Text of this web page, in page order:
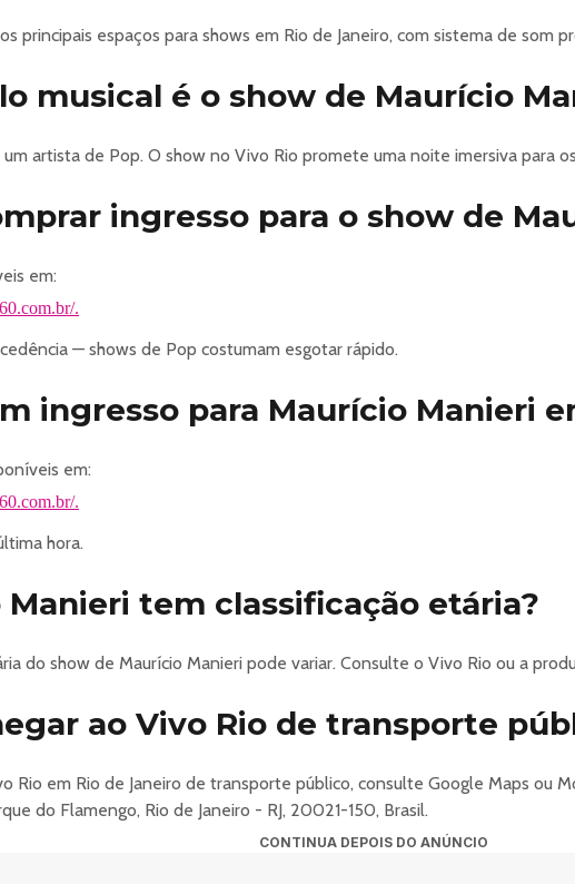
Livre para todos os públicos.
aqui
principais espaços para shows em Rio de Janeiro, com sistema de som
musical é o show de Maurício
artista de Pop. O show no Vivo Rio promete uma noite imersiva para
ingresso para o show de
em:
.
— shows de Pop costumam esgotar rápido.
ingresso para Maurício Manieri
em:
.
hora.
Manieri tem classificação etária?
do show de Maurício Manieri pode variar. Consulte o Vivo Rio ou a
ao Vivo Rio de transporte
Rio em Rio de Janeiro de transporte público, consulte Google Maps ou
do Flamengo, Rio de Janeiro - RJ, 20021-150, Brasil.
CONTINUA DEPOIS DO ANÚNCIO